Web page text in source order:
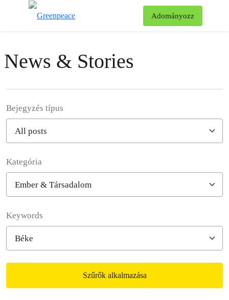
Adományozz
News & Stories
Bejegyzés típus
Kategória
Keywords
Szűrők alkalmazása